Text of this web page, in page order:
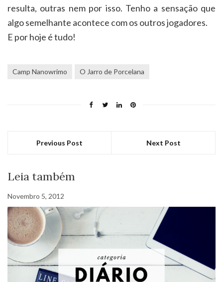
resulta, outras nem por isso. Tenho a sensação que
algo semelhante acontece com os outros jogadores.
E por hoje é tudo!
Camp Nanowrimo O Jarro de Porcelana
Previous Post Next Post
Leia também
Novembro 5, 2012